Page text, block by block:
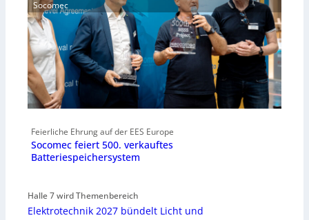
Socomec
Feierliche Ehrung auf der EES Europe
Socomec feiert 500. verkauftes
Batteriespeichersystem
Halle 7 wird Themenbereich
Elektrotechnik 2027 bündelt Licht und